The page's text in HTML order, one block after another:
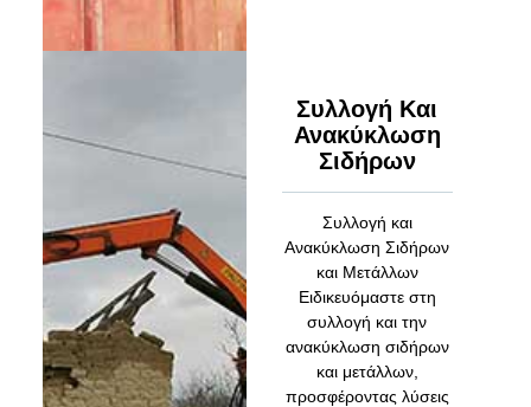
Συλλογή Και
Ανακύκλωση
Σιδήρων
Συλλογή και
Ανακύκλωση Σιδήρων
και Μετάλλων
Ειδικευόμαστε στη
συλλογή και την
ανακύκλωση σιδήρων
και μετάλλων,
προσφέροντας λύσεις